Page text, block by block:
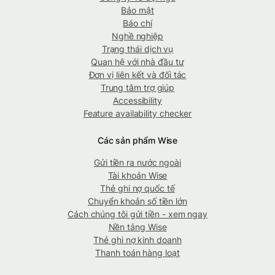
Bảo mật
Báo chí
Nghề nghiệp
Trạng thái dịch vụ
Quan hệ với nhà đầu tư
Đơn vị liên kết và đối tác
Trung tâm trợ giúp
Accessibility
Feature availability checker
Các sản phẩm Wise
Gửi tiền ra nước ngoài
Tài khoản Wise
Thẻ ghi nợ quốc tế
Chuyển khoản số tiền lớn
Cách chúng tôi gửi tiền - xem ngay
Nền tảng Wise
Thẻ ghi nợ kinh doanh
Thanh toán hàng loạt